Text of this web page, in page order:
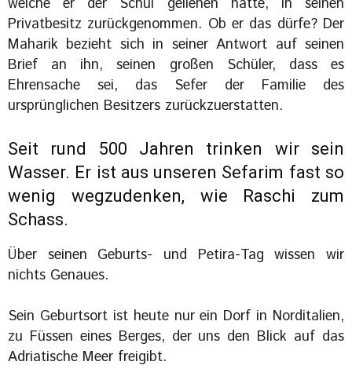
welche er der Schul geliehen hatte, in seinen
Privatbesitz zurückgenommen. Ob er das dürfe? Der
Maharik bezieht sich in seiner Antwort auf seinen
Brief an ihn, seinen großen Schüler, dass es
Ehrensache sei, das Sefer der Familie des
ursprünglichen Besitzers zurückzuerstatten.
Seit rund 500 Jahren trinken wir sein
Wasser. Er ist aus unseren Sefarim fast so
wenig wegzudenken, wie Raschi zum
Schass.
Über seinen Geburts- und Petira-Tag wissen wir
nichts Genaues.
Sein Geburtsort ist heute nur ein Dorf in Norditalien,
zu Füssen eines Berges, der uns den Blick auf das
Adriatische Meer freigibt.